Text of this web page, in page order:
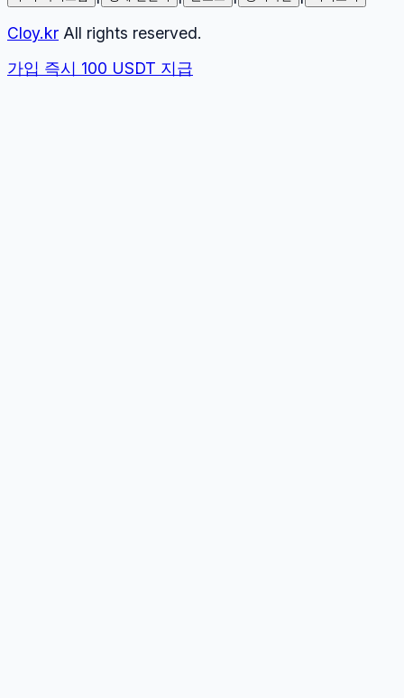
Cloy.kr All rights reserved.
가입 즉시 100 USDT 지급